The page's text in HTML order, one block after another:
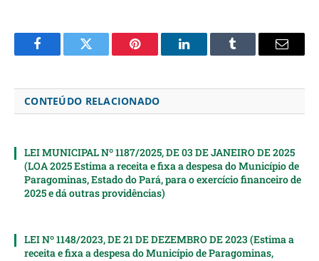
FacebookTwitter Pinterest LinkedInTumblr Email
CONTEÚDO RELACIONADO
LEI MUNICIPAL Nº 1187/2025, DE 03 DE JANEIRO DE 2025
(LOA 2025 Estima a receita e fixa a despesa do Município de
Paragominas, Estado do Pará, para o exercício financeiro de
2025 e dá outras providências)
LEI Nº 1148/2023, DE 21 DE DEZEMBRO DE 2023 (Estima a
receita e fixa a despesa do Município de Paragominas,